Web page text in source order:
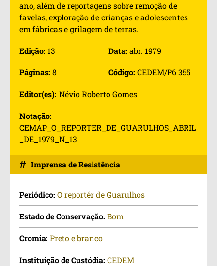
ano, além de reportagens sobre remoção de
favelas, exploração de crianças e adolescentes
em fábricas e grilagem de terras.
Edição: 13 Data: abr. 1979
Páginas: 8 Código: CEDEM/P6 355
Editor(es): Névio Roberto Gomes
Notação:
CEMAP_O_REPORTER_DE_GUARULHOS_ABRIL
_DE_1979_N_13
Imprensa de Resistência
Periódico: O reportér de Guarulhos
Estado de Conservação: Bom
Cromia: Preto e branco
Instituição de Custódia: CEDEM